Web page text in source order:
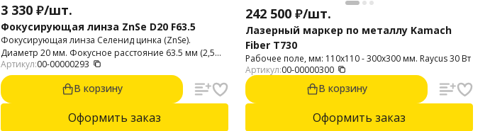
3 330 ₽/шт.
Фокусирующая линза ZnSe D20 F63.5
Фокусирующая линза Cеленид цинка (ZnSe).
Диаметр 20 мм. Фокусное расстояние 63.5 мм (2,5
дюйма). Производство: Китай. Материал: США
Артикул:00-00000293
В корзину
Оформить заказ
242 500 ₽/шт.
Лазерный маркер по металлу Kamach
Fiber T730
Рабочее поле, мм: 110х110 - 300x300 мм. Raycus 30 Вт
Артикул:00-00000300
В корзину
Оформить заказ